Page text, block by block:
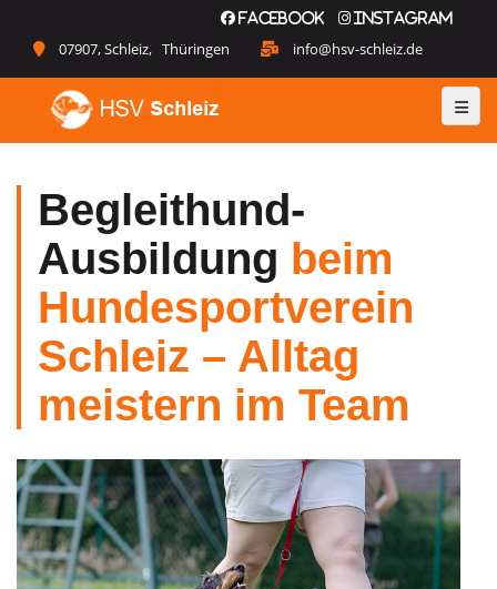
Facebook Instagram
07907, Schleiz, Thüringen info@hsv-schleiz.de
Begleithund-
Ausbildung beim
Hundesportverein
Schleiz – Alltag
meistern im Team